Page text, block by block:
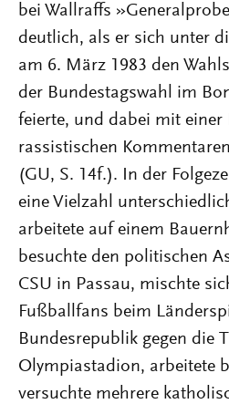
bei Wallraffs
deutlich, als er sich unter
am 6. März 1983 den
der Bundestagswahl im
feierte, und dabei mit einer
rassistischen
(GU, S. 14f.). In der
eine Vielzahl
arbeitete auf einem
besuchte den politischen
CSU in Passau, mischte
Fußballfans beim
Bundesrepublik gegen die
Olympiastadion, arbeitete
versuchte mehrere